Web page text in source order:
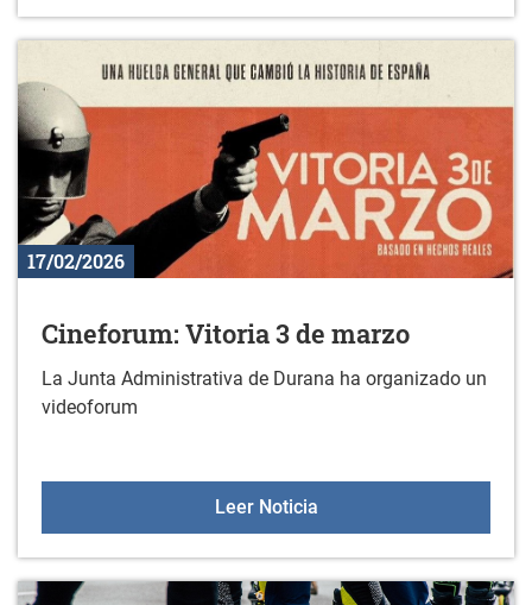
17/02/2026
Cineforum: Vitoria 3 de marzo
La Junta Administrativa de Durana ha organizado un
videoforum
Leer NoticiaCineforum: Vitoria 3 de